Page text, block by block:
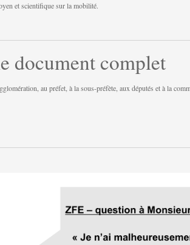
et scientifique sur la mobilité.
document complet
au préfet, à la sous-préfète, aux députés et à la